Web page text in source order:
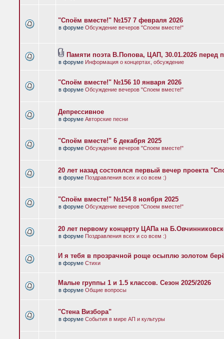
"Споём вместе!" №157 7 февраля 2026
в форуме Обсуждение вечеров "Споем вместе!"
Памяти поэта В.Попова, ЦАП, 30.01.2026 перед
в форуме Информация о концертах, обсуждение
"Споём вместе!" №156 10 января 2026
в форуме Обсуждение вечеров "Споем вместе!"
Депрессивное
в форуме Авторские песни
"Споём вместе!" 6 декабря 2025
в форуме Обсуждение вечеров "Споем вместе!"
20 лет назад состоялся первый вечер проекта
в форуме Поздравления всех и со всем :)
"Споём вместе!" №154 8 ноября 2025
в форуме Обсуждение вечеров "Споем вместе!"
20 лет первому концерту ЦАПа на
в форуме Поздравления всех и со всем :)
И я тебя в прозрачной роще осыплю золотом
в форуме Стихи
Малые группы 1 и 1.5 классов. Сезон 2025/2026
в форуме Общие вопросы
"Стена Визбора"
в форуме События в мире АП и культуры